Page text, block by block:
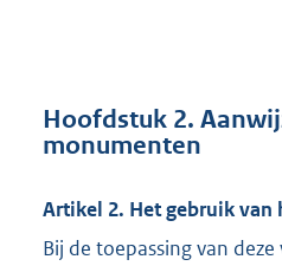
Hoofdstuk 2.
monumenten
Artikel 2. Het gebruik van
Bij de toepassing van